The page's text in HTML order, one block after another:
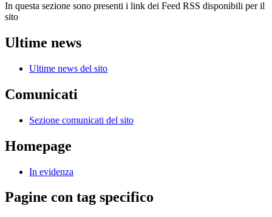
In questa sezione sono presenti i link dei Feed RSS disponibili per il
sito
Ultime news
Ultime news del sito
Comunicati
Sezione comunicati del sito
Homepage
In evidenza
Pagine con tag specifico